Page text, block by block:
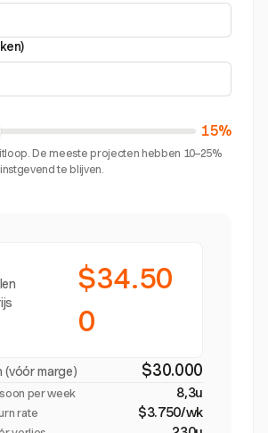
15%
De meeste projecten hebben 10–25%
te blijven.
$34.50
0
(vóór marge) $30.000
per week 8,3u
rate $3.750/wk